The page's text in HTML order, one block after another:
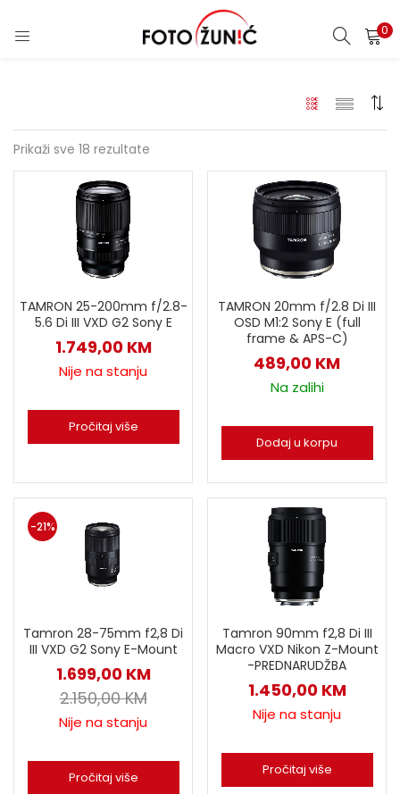
0
Prikaži sve 18 rezultate
TAMRON 25-200mm f/2.8-
5.6 Di III VXD G2 Sony E
1.749,00 KM
Nije na stanju
Pročitaj više
TAMRON 20mm f/2.8 Di III
OSD M1:2 Sony E (full
frame & APS-C)
489,00 KM
Na zalihi
Dodaj u korpu
-21%
Tamron 28-75mm f2,8 Di
III VXD G2 Sony E-Mount
1.699,00 KM
2.150,00KM
Nije na stanju
Pročitaj više
Tamron 90mm f2,8 Di III
Macro VXD Nikon Z-Mount
-PREDNARUDŽBA
1.450,00 KM
Nije na stanju
Pročitaj više